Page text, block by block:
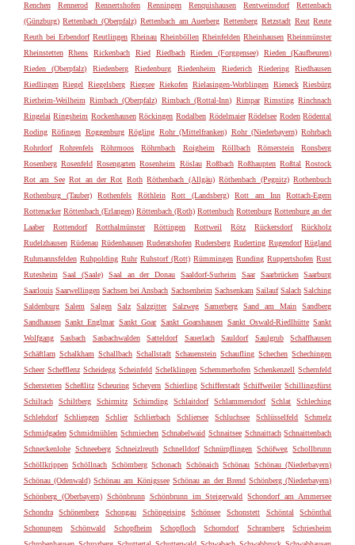
Renchen
Rennerod Rennertshofen Renningen Renquishausen Rentweinsdorf
Rettenbach
(Günzburg) Rettenbach (Oberpfalz) Rettenbach am Auerberg Rettenberg Retzstadt Reut Reute
Reuth bei Erbendorf Reutlingen Rheinau Rheinböllen Rheinfelden Rheinhausen Rheinmünster
Rheinstetten
Rhens Rickenbach Ried Riedbach Rieden (Forggensee)
Rieden (Kaufbeuren)
Rieden (Oberpfalz)
Riedenberg Riedenburg Riedenheim Riederich Riedering
Riedhausen
Riedlingen Riegel Riegelsberg Riegsee Riekofen Rielasingen-Worblingen Rieneck Riesbürg
Rietheim-Weilheim Rimbach (Oberpfalz) Rimbach (Rottal-Inn) Rimpar Rimsting Rinchnach
Ringelai Ringsheim Rockenhausen Röckingen Rodalben Rödelmaier Rödelsee Roden Rödental
Roding Röfingen Roggenburg Rögling Rohr (Mittelfranken) Rohr (Niederbayern) Rohrbach
Rohrdorf
Rohrenfels Röhrmoos Röhrnbach Roigheim Röllbach Römerstein
Ronsberg
Rosenberg Rosenfeld Rosengarten Rosenheim Röslau Roßbach Roßhaupten Roßtal Rostock
Rot am See Rot an der Rot Roth Röthenbach (Allgäu) Röthenbach (Pegnitz) Rothenbuch
Rothenburg (Tauber)
Rothenfels Röthlein Rott (Landsberg) Rott am Inn
Rottach-Egern
Rottenacker Röttenbach (Erlangen) Röttenbach (Roth) Rottenbuch Rottenburg Rottenburg an der
Laaber
Rottendorf Rotthalmünster Röttingen Rottweil Rötz Rückersdorf
Rückholz
Rudelzhausen Rüdenau Rüdenhausen Ruderatshofen Rudersberg Ruderting Rugendorf Rügland
Ruhmannsfelden Ruhpolding Ruhr Ruhstorf (Rott) Rümmingen Runding Ruppertshofen Rust
Rutesheim
Saal (Saale) Saal an der Donau Saaldorf-Surheim Saar Saarbrücken
Saarburg
Saarlouis Saarwellingen Sachsen bei Ansbach Sachsenheim Sachsenkam Sailauf Salach Salching
Saldenburg
Salem Salgen Salz Salzgitter Salzweg Samerberg Sand am Main
Sandberg
Sandhausen Sankt Englmar Sankt Goar Sankt Goarshausen Sankt Oswald-Riedlhütte Sankt
Wolfgang
Sasbach Sasbachwalden Satteldorf Sauerlach Sauldorf Saulgrub
Schaffhausen
Schäftlarn Schalkham Schallbach Schallstadt Schauenstein Schaufling Schechen Schechingen
Scheer Schefflenz Scheidegg Scheinfeld Schelklingen Schemmerhofen Schenkenzell Schernfeld
Scherstetten Scheßlitz Scheuring Scheyern Schierling Schifferstadt Schiffweiler Schillingsfürst
Schiltach
Schiltberg Schirmitz Schirnding Schlaitdorf Schlammersdorf Schlat
Schleching
Schlehdorf
Schliengen Schlier Schlierbach Schliersee Schluchsee Schlüsselfeld
Schmelz
Schmidgaden Schmidmühlen Schmiechen Schnabelwaid Schnaitsee Schnaittach Schnaittenbach
Schneckenlohe Schneeberg Schneizlreuth Schnelldorf Schnürpflingen Schöfweg Schollbrunn
Schöllkrippen Schöllnach Schömberg Schonach Schönaich Schönau Schönau (Niederbayern)
Schönau (Odenwald) Schönau am Königssee Schönau an der Brend Schönberg (Niederbayern)
Schönberg (Oberbayern) Schönbrunn Schönbrunn im Steigerwald Schondorf am Ammersee
Schondra
Schönenberg Schongau Schöngeising Schönsee Schonstett Schöntal
Schönthal
Schonungen
Schönwald Schopfheim Schopfloch Schorndorf Schramberg
Schriesheim